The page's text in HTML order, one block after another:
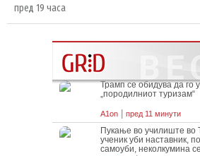
пред 19 часа